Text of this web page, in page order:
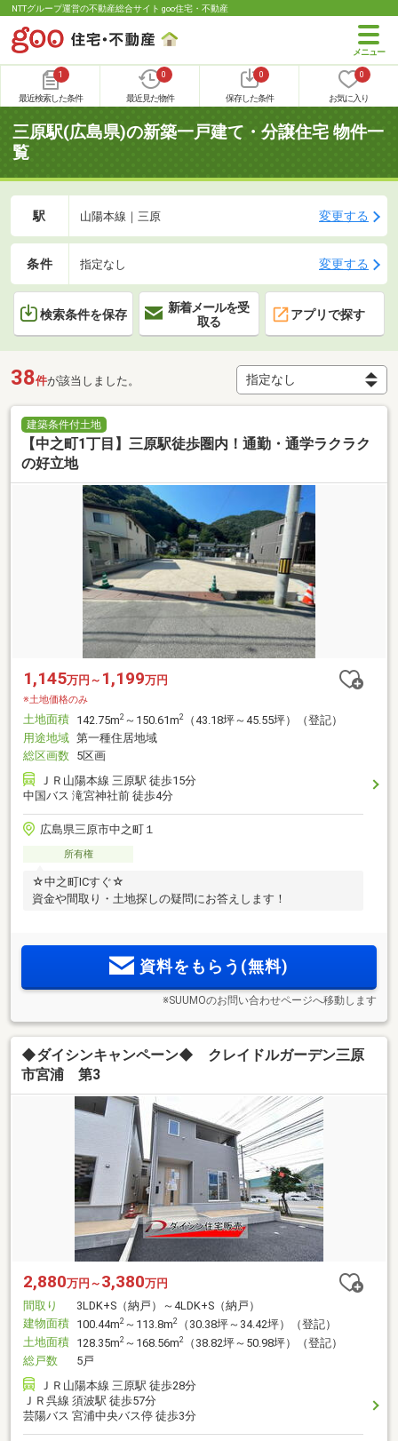
NTTグループ運営の不動産総合サイト goo住宅・不動産
1
最近検索した条件
0
最近見た物件
0
保存した条件
0
お気に入り
三原駅(広島県)の新築一戸建て・分譲住宅 物件一
覧
駅 山陽本線｜三原 変更する
条件 指定なし 変更する
検索条件を保存
新着メールを受
取る
アプリで探す
38件が該当しました。
建築条件付土地
【中之町1丁目】三原駅徒歩圏内！通勤・通学ラクラク
の好立地
1,145万円～ 1,199万円
※土地価格のみ
土地面積 142.75m2 ～150.61m2
（43.18坪～45.55坪）（登記）
用途地域 第一種住居地域
総区画数 5区画
ＪＲ山陽本線 三原駅 徒歩15分
中国バス 滝宮神社前 徒歩4分
広島県三原市中之町１
所有権
☆中之町ICすぐ☆
資金や間取り・土地探しの疑問にお答えします！
資料をもらう(無料)
※SUUMOのお問い合わせページへ移動します
◆ダイシンキャンペーン◆ クレイドルガーデン三原
市宮浦 第3
2,880万円～ 3,380万円
間取り
3LDK+S（納戸）～4LDK+S（納戸）
建物面積 100.44m2 ～113.8m2
（30.38坪～34.42坪）（登記）
土地面積 128.35m2 ～168.56m2
（38.82坪～50.98坪）（登記）
総戸数
5戸
ＪＲ山陽本線 三原駅 徒歩28分
ＪＲ呉線 須波駅 徒歩57分
芸陽バス 宮浦中央バス停 徒歩3分